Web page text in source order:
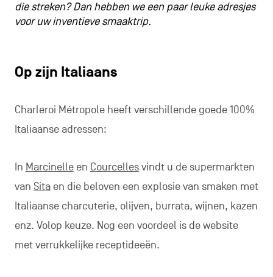
NL EN FR
die streken? Dan hebben we een paar leuke adresjes
voor uw inventieve smaaktrip.
Op zijn Italiaans
Charleroi Métropole heeft verschillende goede 100%
Italiaanse adressen:
In Marcinelleen Courcellesvindt u de supermarkten
van Sitaen die beloven een explosie van smaken met
Italiaanse charcuterie, olijven, burrata, wijnen, kazen
enz. Volop keuze. Nog een voordeel is de website
met verrukkelijke receptideeën.